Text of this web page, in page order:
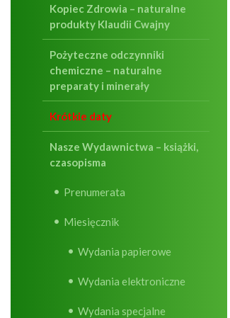
Kopiec Zdrowia – naturalne
produkty Klaudii Cwajny
Pożyteczne odczynniki
chemiczne – naturalne
preparaty i minerały
Krótkie daty
Nasze Wydawnictwa – książki,
czasopisma
Prenumerata
Miesięcznik
Wydania papierowe
Wydania elektroniczne
Wydania specjalne